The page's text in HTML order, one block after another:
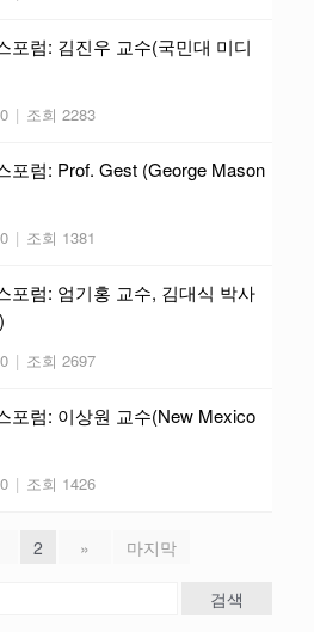
포럼: 김진우 교수(국민대 미디
| 조회 2283
포럼: Prof. Gest (George Mason
| 조회 1381
포럼: 엄기홍 교수, 김대식 박사
| 조회 2697
포럼: 이상원 교수(New Mexico
| 조회 1426
2 » 마지막
검색